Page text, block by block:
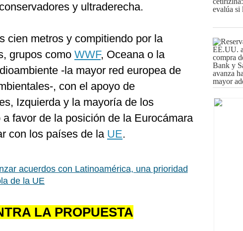
y ultraderecha.
cien metros y compitiendo por la
grupos como WWF, Oceana o la
-la mayor red europea de
, con el apoyo de
Izquierda y la mayoría de los
favor de la posición de la Eurocámara
con los países de la UE.
acuerdos con Latinoamérica, una prioridad
de la UE
LA PROPUESTA